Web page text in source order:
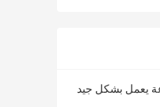
يعمل بشكل جيد